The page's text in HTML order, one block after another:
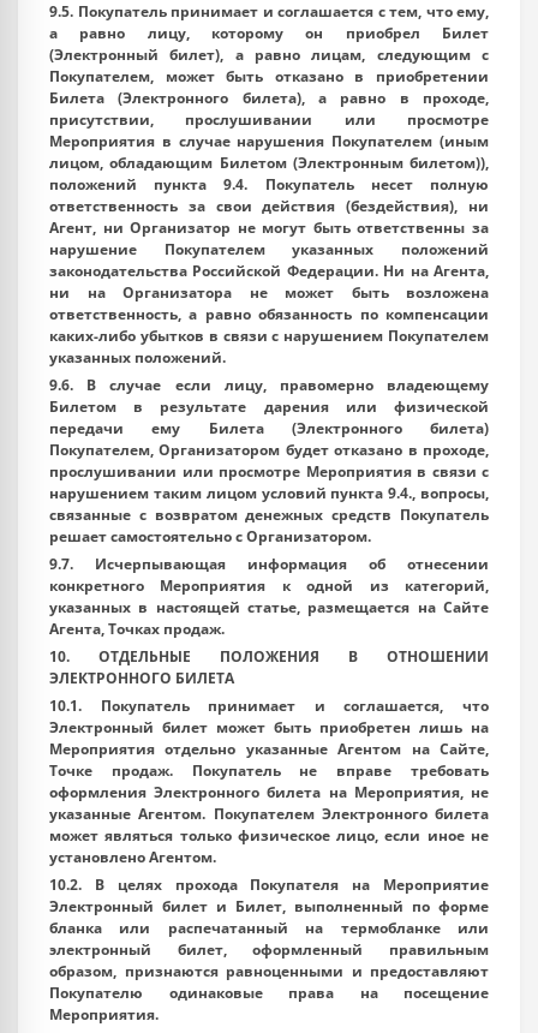
9.5. Покупатель принимает и соглашается с тем, что ему,
а равно лицу, которому он приобрел Билет
(Электронный билет), а равно лицам, следующим с
Покупателем, может быть отказано в приобретении
Билета (Электронного билета), а равно в проходе,
присутствии, прослушивании или просмотре
Мероприятия в случае нарушения Покупателем (иным
лицом, обладающим Билетом (Электронным билетом)),
положений пункта 9.4. Покупатель несет полную
ответственность за свои действия (бездействия), ни
Агент, ни Организатор не могут быть ответственны за
нарушение Покупателем указанных положений
законодательства Российской Федерации. Ни на Агента,
ни на Организатора не может быть возложена
ответственность, а равно обязанность по компенсации
каких-либо убытков в связи с нарушением Покупателем
указанных положений.
9.6. В случае если лицу, правомерно владеющему
Билетом в результате дарения или физической
передачи ему Билета (Электронного билета)
Покупателем, Организатором будет отказано в проходе,
прослушивании или просмотре Мероприятия в связи с
нарушением таким лицом условий пункта 9.4., вопросы,
связанные с возвратом денежных средств Покупатель
решает самостоятельно с Организатором.
9.7. Исчерпывающая информация об отнесении
конкретного Мероприятия к одной из категорий,
указанных в настоящей статье, размещается на Сайте
Агента, Точках продаж.
10. ОТДЕЛЬНЫЕ ПОЛОЖЕНИЯ В ОТНОШЕНИИ
ЭЛЕКТРОННОГО БИЛЕТА
10.1. Покупатель принимает и соглашается, что
Электронный билет может быть приобретен лишь на
Мероприятия отдельно указанные Агентом на Сайте,
Точке продаж. Покупатель не вправе требовать
оформления Электронного билета на Мероприятия, не
указанные Агентом. Покупателем Электронного билета
может являться только физическое лицо, если иное не
установлено Агентом.
10.2. В целях прохода Покупателя на Мероприятие
Электронный билет и Билет, выполненный по форме
бланка или распечатанный на термобланке или
электронный билет, оформленный правильным
образом, признаются равноценными и предоставляют
Покупателю одинаковые права на посещение
Мероприятия.